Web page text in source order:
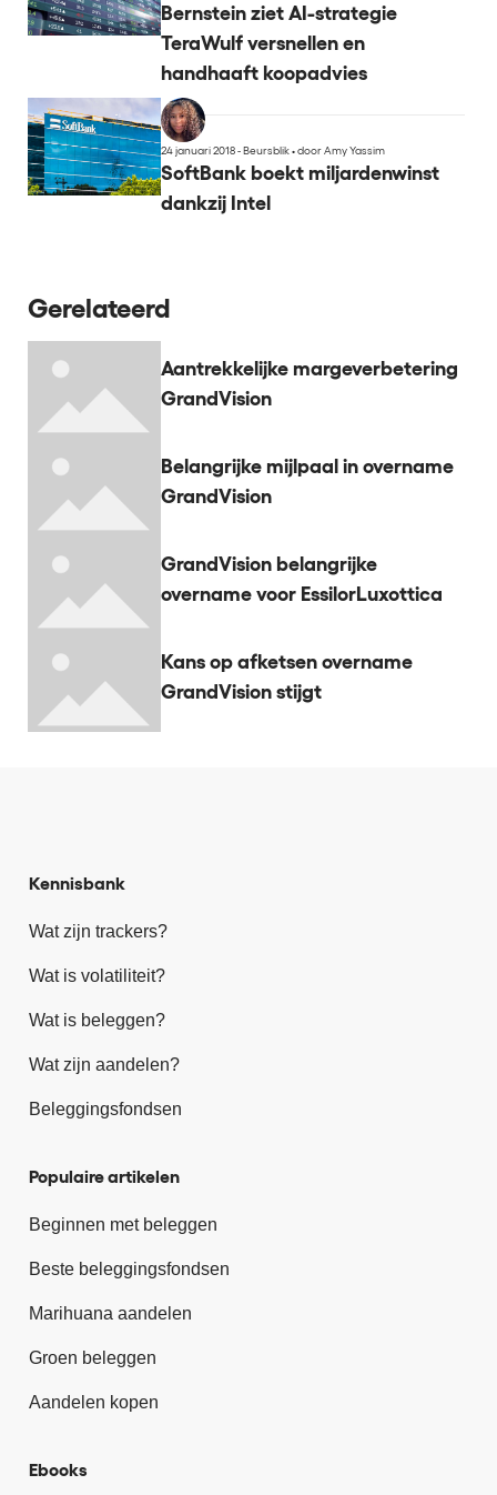
Bernstein ziet AI-strategie
TeraWulf versnellen en
handhaaft koopadvies
24 januari 2018 - Beursblik•door Amy Yassim
SoftBank boekt miljardenwinst
dankzij Intel
Gerelateerd
Aantrekkelijke margeverbetering
GrandVision
Belangrijke mijlpaal in overname
GrandVision
GrandVision belangrijke
overname voor EssilorLuxottica
Kans op afketsen overname
GrandVision stijgt
Kennisbank
Wat zijn trackers?
Wat is volatiliteit?
Wat is beleggen?
Wat zijn aandelen?
Beleggingsfondsen
Populaire artikelen
Beginnen met beleggen
Beste beleggingsfondsen
Marihuana aandelen
Groen beleggen
Aandelen kopen
Ebooks